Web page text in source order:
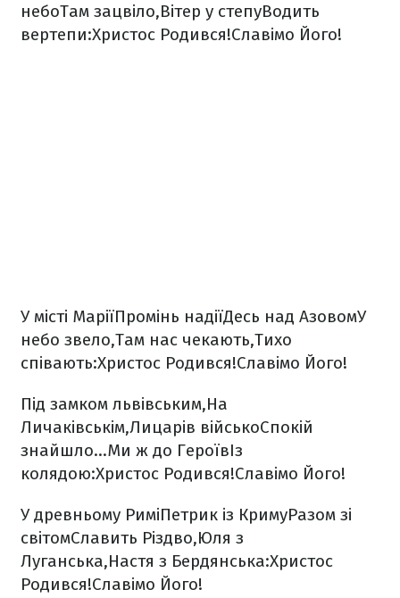
небоТам зацвіло,Вітер у степуВодить
вертепи:Христос Родився!Славімо Його!
У місті МаріїПромінь надіїДесь над АзовомУ
небо звело,Там нас чекають,Тихо
співають:Христос Родився!Славімо Його!
Під замком львівським,На
Личаківськім,Лицарів військоСпокій
знайшло…Ми ж до ГероївІз
колядою:Христос Родився!Славімо Його!
У древньому РиміПетрик із КримуРазом зі
світомСлавить Різдво,Юля з
Луганська,Настя з Бердянська:Христос
Родився!Славімо Його!